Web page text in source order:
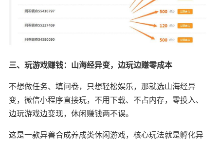
三、玩游戏赚钱：山海经异变，边玩边赚零成本
不想做任务、填问卷，只想轻松娱乐，那就选山海经异
变，微信小程序直接玩，不用下载、不占内存，零投入、
边玩游戏边变现，休闲赚钱两不误。
这是一款异兽合成养成类休闲游戏，核心玩法就是孵化异